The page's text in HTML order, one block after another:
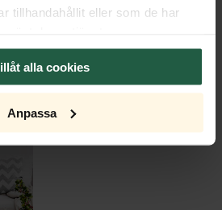
tillhandahållit eller som de har
alla cookies
Anpassa